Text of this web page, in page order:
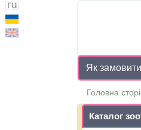
Як замовити
Головна
Каталог